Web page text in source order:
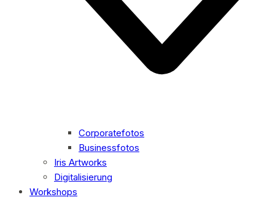
Corporatefotos
Businessfotos
Iris Artworks
Digitalisierung
Workshops